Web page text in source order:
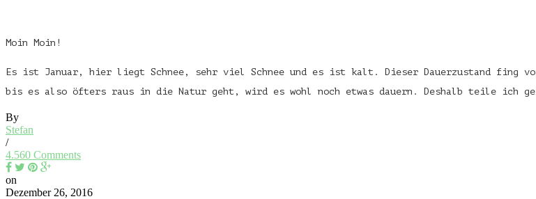
Moin Moin!
Es ist Januar, hier liegt Schnee, sehr viel Schnee und es ist kalt. Dieser Dauerzustand fing
bis es also öfters raus in die Natur geht, wird es wohl noch etwas dauern. Deshalb teile ich
By
Stefan
/
4.560 Comments
on
Dezember 26, 2016